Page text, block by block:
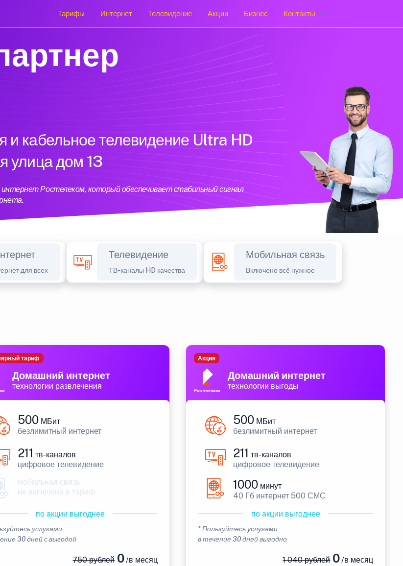
Тарифы Интернет Телевидение Акции Бизнес Контакты
и кабельное телевидение Ultra HD
улица дом 13
интернет Ростелеком, который обеспечивает стабильный сигнал
для всех
Телевидение
ТВ-каналы HD качества
Мобильная связь
Включено всё нужное
Домашний интернет
технологии развлечения
тариф
500 МБит
безлимитный интернет
211 тв-каналов
цифровое телевидение
мобильная связь
не включена в тариф
по акции выгоднее
услугами
30 дней с выгодой
750 рублей0/в месяц
Домашний интернет
технологии выгоды
Акция
500 МБит
безлимитный интернет
211 тв-каналов
цифровое телевидение
1000 минут
40 Гб интернет 500 СМС
по акции выгоднее
* Пользуйтесь услугами
в течение 30 дней выгодно
1 040 рублей0/в месяц